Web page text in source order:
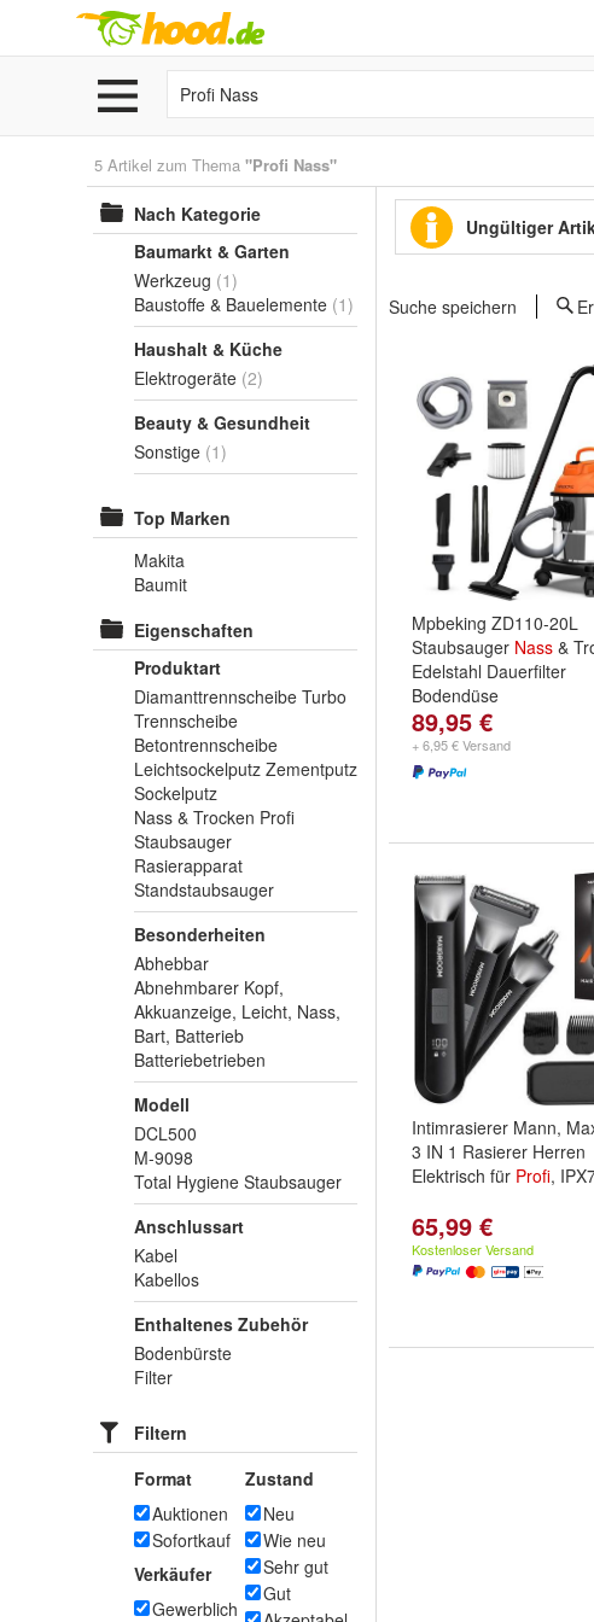
5 Artikel zum Thema "Profi Nass"
Nach Kategorie
Baumarkt & Garten
Werkzeug (1)
Baustoffe & Bauelemente (1)
Haushalt & Küche
Elektrogeräte (2)
Beauty & Gesundheit
Sonstige (1)
Top Marken
Makita
Baumit
Eigenschaften
Produktart
Diamanttrennscheibe Turbo
Trennscheibe
Betontrennscheibe
Leichtsockelputz Zementputz
Sockelputz
Nass & Trocken Profi
Staubsauger
Rasierapparat
Standstaubsauger
Besonderheiten
Abhebbar
Abnehmbarer Kopf,
Akkuanzeige, Leicht, Nass,
Bart, Batterieb
Batteriebetrieben
Modell
DCL500
M-9098
Total Hygiene Staubsauger
Anschlussart
Kabel
Kabellos
Enthaltenes Zubehör
Bodenbürste
Filter
Filtern
Format
Auktionen
Sofortkauf
Verkäufer
Gewerblich
Zustand
Neu
Wie neu
Sehr gut
Gut
Ungültiger
Suche speichern
Mpbeking ZD110-20L
Staubsauger Nass &
Edelstahl Dauerfilter
Bodendüse
89,95 €
+ 6,95 € Versand
Intimrasierer Mann,
3 IN 1 Rasierer Herren
Elektrisch für Profi,
65,99 €
Kostenloser Versand